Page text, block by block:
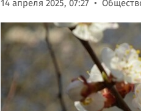
14 апреля 2025, 07:27